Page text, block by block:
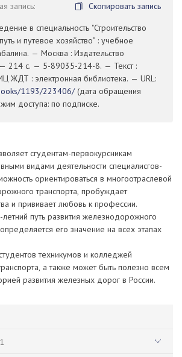
запись:
Скопировать запись
в специальность "Строительство
и путевое хозяйство" : учебное
— Москва : Издательство
214 с. — 5-89035-214-8. — Текст :
ЖДТ : электронная библиотека. — URL:
1193/223406/(дата обращения
доступа: по подписке.
сгудентам-первокурсникам
видами деятельности специалисгов-
ориентироваться в многоотраслевой
транспорта, пробуждает
и прививает любовь к профессии.
путь развития железнодорожного
его значение на всех этапах
техникумов и колледжей
а также может быть полезно всем
развития железных дорог в России.